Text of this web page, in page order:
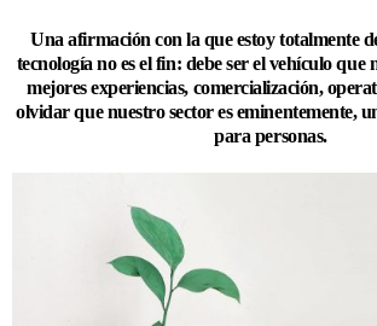
Una afirmación con la que estoy totalmente
tecnología no es el fin: debe ser el vehículo que
mejores experiencias, comercialización,
olvidar que nuestro sector es eminentemente,
para personas.